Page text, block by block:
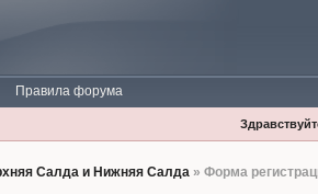
Правила форума
Салда и Нижняя Салда» Форма